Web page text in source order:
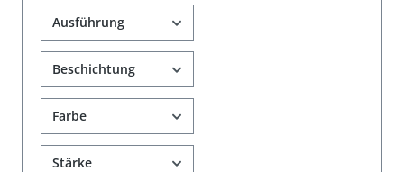
Ausführung
Beschichtung
Farbe
Stärke